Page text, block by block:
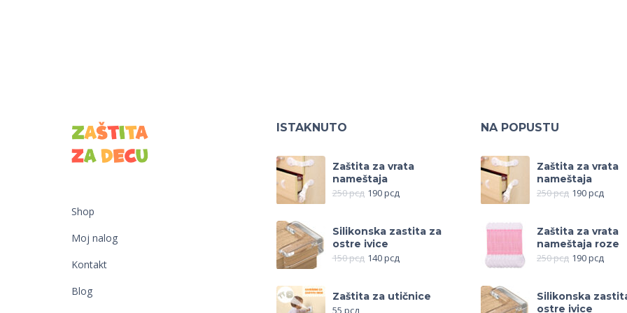
Shop
Moj nalog
Kontakt
Blog
ISTAKNUTO
Zaštita za vrata
nameštaja
250рсд 190рсд
Silikonska zastita za
ostre ivice
150рсд 140рсд
Zaštita za utičnice
55 рсд
NA POPUSTU
Zaštita za vrata
nameštaja
250рсд 190рсд
Zaštita za vrata
nameštaja roze
250рсд 190рсд
Silikonska
ostre ivice